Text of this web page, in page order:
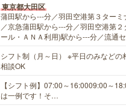
東京都大田区
蒲田駅から---分／羽田空港第３ター
／京急蒲田駅から---分／羽田空港第
ール・ＡＮＡ利用)駅から---分／流通
シフト制（月～日） ※平日のみなどの
相談OK
【シフト例】07:00～16:0009:00～
は一例です！そ…